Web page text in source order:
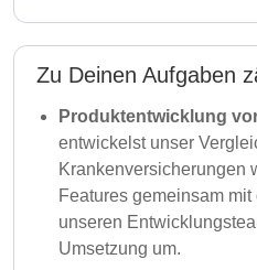
Zu Deinen Aufgaben
Produktentwicklung
entwickelst unser
Krankenversicherungen
Features gemeinsam
unseren
Umsetzung um.